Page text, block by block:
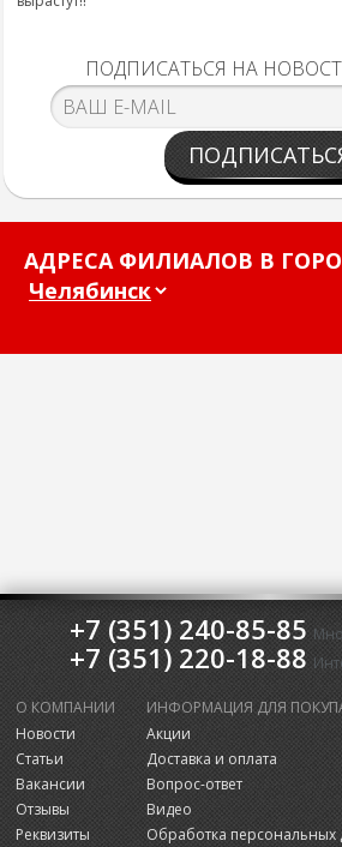
ПОДПИСАТЬСЯ НА
АДРЕСА ФИЛИАЛОВ В
+7 (351) 240-85-85
+7 (351) 220-18-88
О КОМПАНИИ
Новости
Статьи
Вакансии
Отзывы
Реквизиты
ИНФОРМАЦИЯ ДЛЯ
Акции
Доставка и оплата
Вопрос-ответ
Видео
Обработка персональных